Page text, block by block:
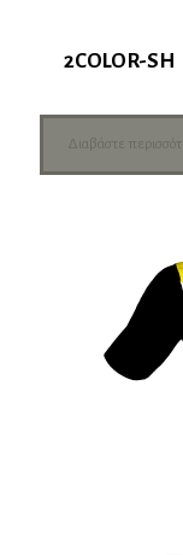
2COLOR-SH
Διαβάστε